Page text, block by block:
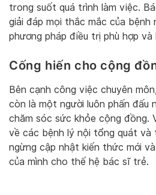
trong suốt quá trình làm việc.
giải đáp mọi thắc mắc của bệnh
phương pháp điều trị phù hợp và
Cống hiến cho cộng
Bên cạnh công việc chuyên
còn là một người luôn phấn đấu
chăm sóc sức khỏe cộng đồng.
về các bệnh lý nội tổng quát và
ngừng cập nhật kiến thức mới
của mình cho thế hệ bác sĩ trẻ.